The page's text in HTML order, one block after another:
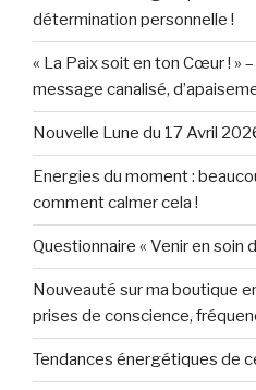
détermination personnelle !
« La Paix soit en ton Cœur ! »
message canalisé,
Nouvelle Lune du 17 Avril
Energies du moment :
comment calmer cela !
Questionnaire « Venir en soin
Nouveauté sur ma boutique
prises de conscience,
Tendances énergétiques de